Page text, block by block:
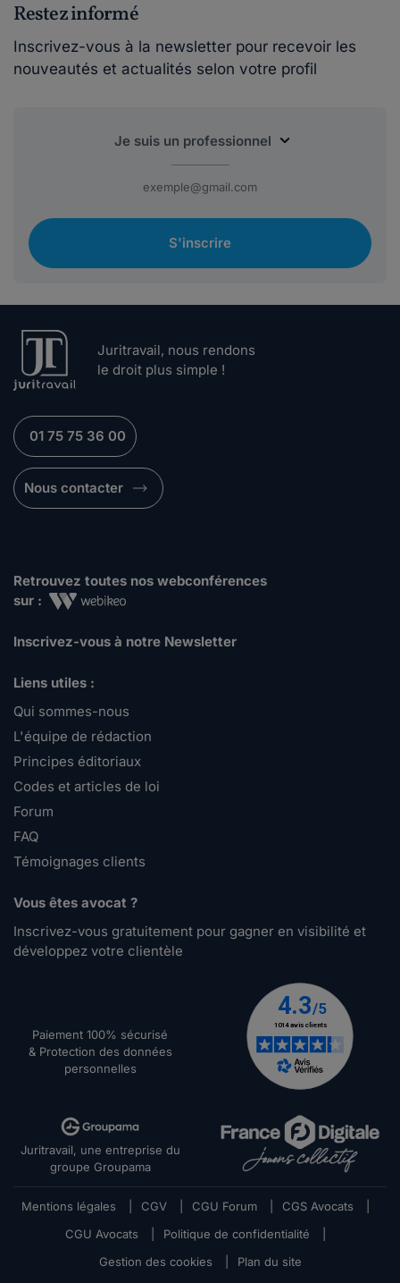
Restez informé
Inscrivez-vous à la newsletter pour recevoir les
nouveautés et actualités selon votre profil
S'inscrire
Juritravail, nous rendons
le droit plus simple !
01 75 75 36 00
Nous contacter
Retrouvez toutes nos webconférences
sur :
Inscrivez-vous à notre Newsletter
Liens utiles :
Qui sommes-nous
L'équipe de rédaction
Principes éditoriaux
Codes et articles de loi
Forum
FAQ
Témoignages clients
Vous êtes avocat ?
Inscrivez-vous gratuitement pour gagner en visibilité et
développez votre clientèle
Paiement 100% sécurisé
& Protection des données
personnelles
Juritravail, une entreprise du
groupe Groupama
Mentions légales CGV CGU Forum CGS Avocats
CGU Avocats
Politique de confidentialité
Gestion des cookies
Plan du site